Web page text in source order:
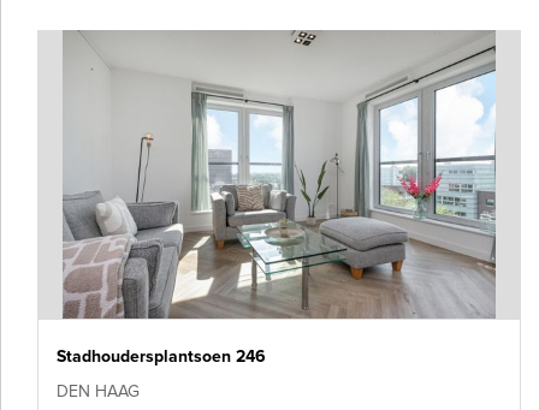
Stadhoudersplantsoen 246
DEN HAAG